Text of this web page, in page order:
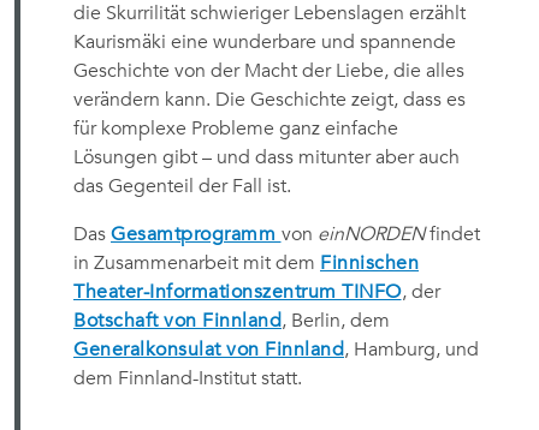
die Skurrilität schwieriger Lebenslagen erzählt
Kaurismäki eine wunderbare und spannende
Geschichte von der Macht der Liebe, die alles
verändern kann. Die Geschichte zeigt, dass es
für komplexe Probleme ganz einfache
Lösungen gibt – und dass mitunter aber auch
das Gegenteil der Fall ist.
Das Gesamtprogramm von einNORDENfindet
in Zusammenarbeit mit dem Finnischen
Theater-Informationszentrum TINFO, der
Botschaft von Finnland, Berlin, dem
Generalkonsulat von Finnland, Hamburg, und
dem Finnland-Institut statt.